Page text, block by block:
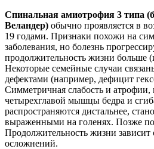
Спинальная амиотрофия 3 типа
Веландер) обычно проявляется в
19 годами. Признаки похожи на
заболевания, но болезнь
продолжительность жизни больше
Некоторые семейные случаи
дефектами (например, дефицит
Симметричная слабость и атрофии,
четырехглавой мышцы бедра и
распространяются дистальнее,
выраженными на голенях. Позже
Продолжительность жизни зависит
осложнений.